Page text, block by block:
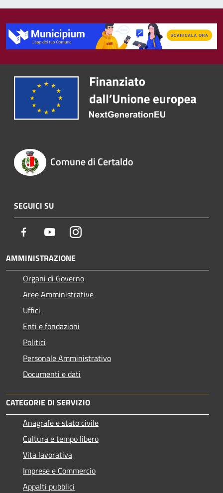
Comune di Certaldo
SEGUICI SU
Facebook YoutubeInstagram
AMMINISTRAZIONE
Organi di Governo
Aree Amministrative
Uffici
Enti e fondazioni
Politici
Personale Amministrativo
Documenti e dati
CATEGORIE DI SERVIZIO
Anagrafe e stato civile
Cultura e tempo libero
Vita lavorativa
Imprese e Commercio
Appalti pubblici